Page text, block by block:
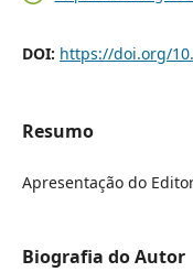
DOI: https://doi.org/
Resumo
Apresentação do
Biografia do Autor